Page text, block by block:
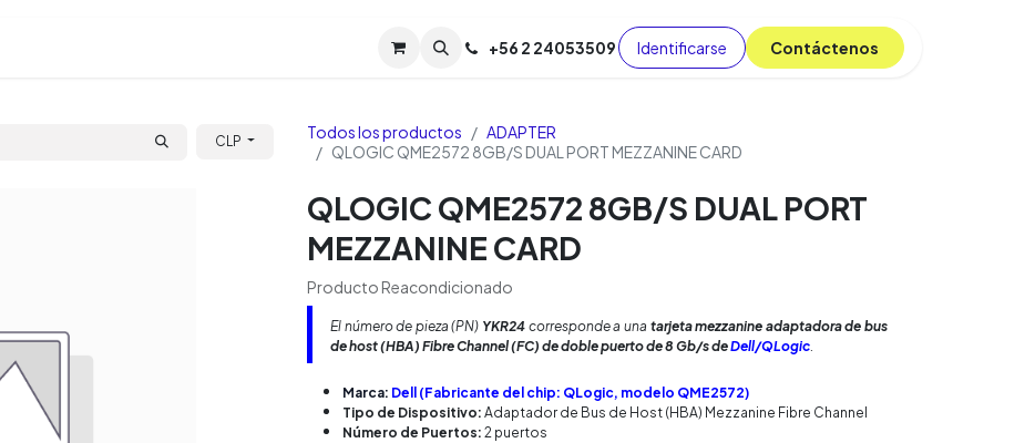
Soporte TPM (CL) Tienda Cursos Blog
+56 2 24053509 Identificarse C​​​​ont​​​​áct​​​​​​en​​​​​​os
CLP Todos los productos
ADAPTER
QLOGIC QME2572 8GB/S DUAL PORT MEZZANINE CARD
QLOGIC QME2572 8GB/S DUAL PORT
MEZZANINE CARD
Producto Reacondicionado
El número de pieza (PN) YKR24 corresponde a una tarjeta mezzanine adaptadora de bus
de host (HBA) Fibre Channel (FC) de doble puerto de 8 Gb/s deDell/QLogic.
Marca: Dell (Fabricante del chip: QLogic, modelo QME2572)
Tipo de Dispositivo: Adaptador de Bus de Host (HBA) Mezzanine Fibre Channel
Número de Puertos: 2 puertos